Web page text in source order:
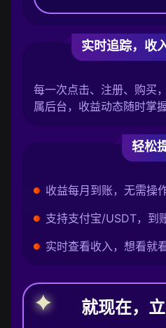
实时追踪，收
每一次点击、注册、购买
属后台，收益动态随时掌
轻松
收益每月到账，无需操
支持支付宝/USDT，到
实时查看收入，想看就
就现在，立